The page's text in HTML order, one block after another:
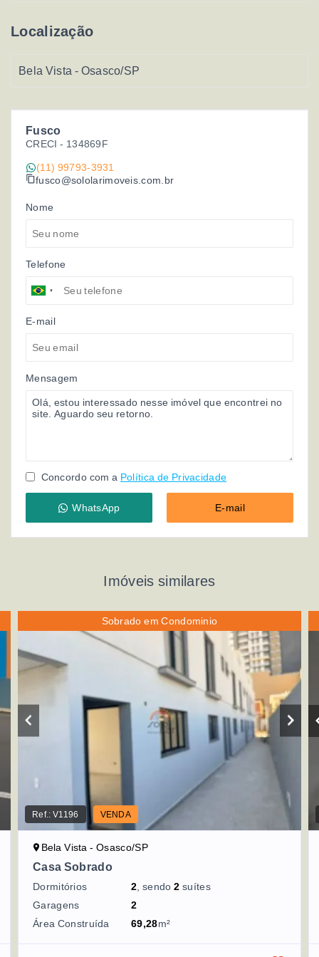
Fusco
CRECI - 134869F
(11) 99793-3931
fusco@sololarimoveis.com.br
Nome
Telefone
E-mail
Mensagem
Concordo com a Política de Privacidade
WhatsApp E-mail
Localização
Bela Vista - Osasco/SP
Imóveis similares
Sobrado em Condominio
Ref.:V1196 VENDA
Bela Vista - Osasco/SP
Casa Sobrado
Dormitórios 2 , sendo2 suítes
Garagens
2
Área Construída
69,28m²